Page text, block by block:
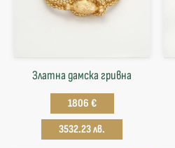
Златна дамска гривна
1806 €
3532.23 лв.